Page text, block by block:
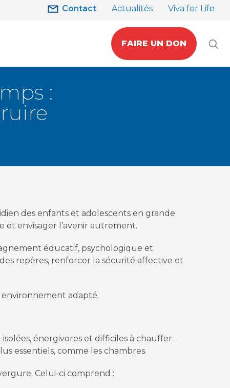
FAIRE UN DON
Contact Actualités Viva for Life
:
des enfants et adolescents en grande
et envisager l’avenir autrement.
éducatif, psychologique et
repères, renforcer la sécurité affective et
adapté.
énergivores et difficiles à chauffer.
essentiels, comme les chambres.
Celui-ci comprend :